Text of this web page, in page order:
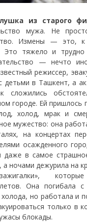
из старого
мужа. Не
Измены — это, к
Это тяжело и
— нечто
режиссер,
детьми в Ташкент, а
городе. Ей пришлось
холод, мрак и
мужество: она
на концертах
осажденного
в самое
а ночами дежурила на
Она погибала с
но работала и
только в
блокады.